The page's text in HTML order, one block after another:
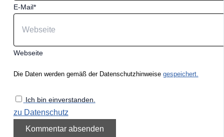
E-Mail*
Webseite
Die Daten werden gemäß der Datenschutzhinweise gespeichert.
Ich bin einverstanden.
zu Datenschutz